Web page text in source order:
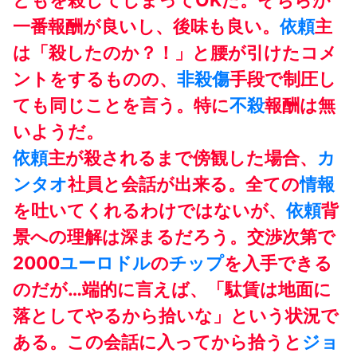
一番報酬が良いし、後味も良い。 依頼主
は「殺したのか？！」と腰が引けたコメ
ントをするものの、 非殺傷手段で制圧し
ても同じことを言う。特に不殺報酬は無
いようだ。
依頼主が殺されるまで傍観した場合、 カ
ンタオ社員と会話が出来る。全ての情報
を吐いてくれるわけではないが、 依頼背
景への理解は深まるだろう。交渉次第で
2000ユーロドルのチップを入手できる
のだが…端的に言えば、「駄賃は地面に
落としてやるから拾いな」という状況で
ある。この会話に入ってから拾うと ジョ